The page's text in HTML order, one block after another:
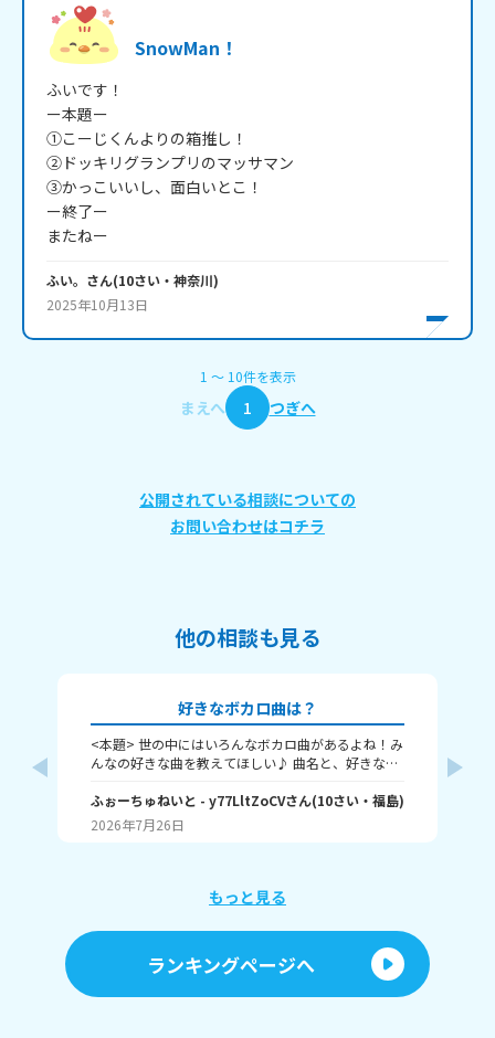
SnowMan！
ふいです！
ー本題ー
①こーじくんよりの箱推し！
②ドッキリグランプリのマッサマン
③かっこいいし、面白いとこ！
ー終了ー
またねー
ふい。 さん(10さい・ 神奈川)
2025年10月13日
1 〜 10件を表示
まえへ 1 つぎへ
公開されている相談についての
お問い合わせはコチラ
他の相談も見る
好きなボカロ曲は？
<本題> 世の中にはいろんなボカロ曲があるよね！み
んなの好きな曲を教えてほしい♪ 曲名と、好きなと
のんでねよう、ジェヘナ、クローバークラブ！(まだ
あるよ それじゃあ、ばいちゃ～
ふぉーちゅねいと - y77LltZoCVさん(10さい・ 福島)
2026年7月26日
もっと見る
ランキングページへ